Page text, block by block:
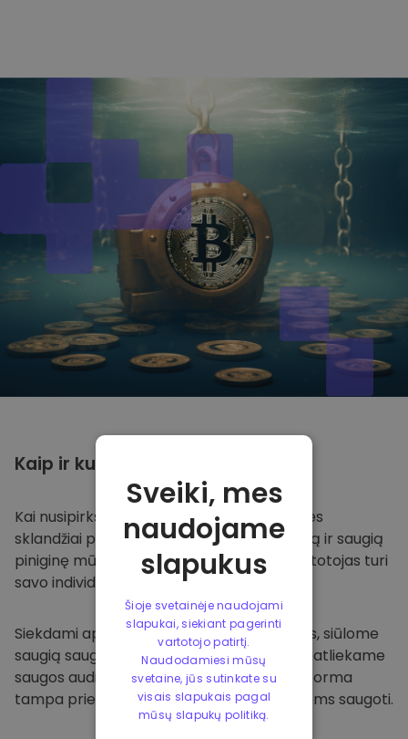
Kaip ir kur
Kai nusipirksite Kriptomat platformoje
, mes
sklandžiai pervesime valiutą į jūsų specialią ir saugią
piniginę mūsų platformoje. Kiekvienas vartotojas turi
savo individualią piniginę.
Siekdami apsaugoti savo klientus ir jų lėšas, siūlome
saugią saugyklą neprisijungus ir reguliariai atliekame
saugos auditus. Dėl šio požiūrio mūsų platforma
tampa prieglobsčiu ir kitoms kriptovaliutoms saugoti.
Sveiki, mes
naudojame
slapukus
Šioje svetainėje naudojami
slapukai, siekiant pagerinti
vartotojo patirtį.
Naudodamiesi mūsų
svetaine, jūs sutinkate su
visais slapukais pagal
mūsų slapukų politiką.